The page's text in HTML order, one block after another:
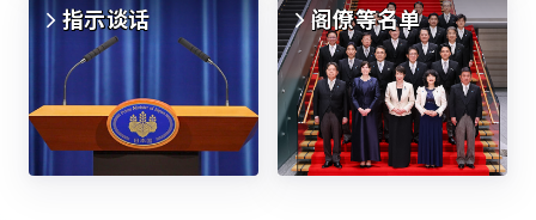
指示谈话 阁僚等名单